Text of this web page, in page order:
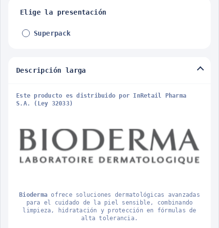
Elige la presentación
Superpack
Descripción larga
Este producto es distribuido por InRetail Pharma
S.A. (Ley 32033)
Bioderma ofrece soluciones dermatológicas avanzadas
para el cuidado de la piel sensible, combinando
limpieza, hidratación y protección en fórmulas de
alta tolerancia.